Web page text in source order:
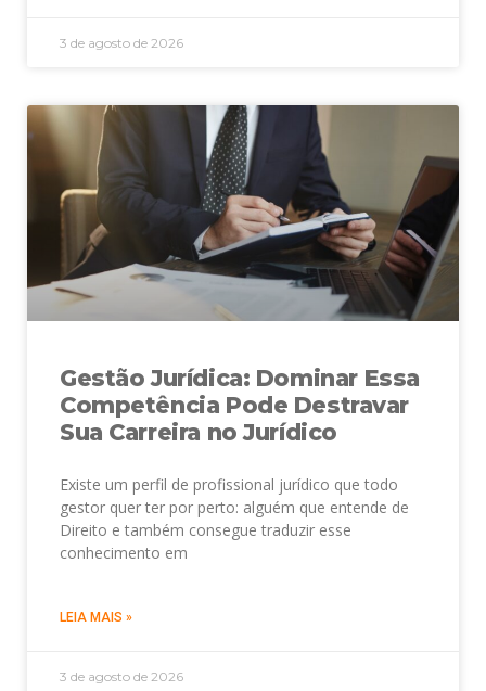
3 de agosto de 2026
Gestão Jurídica: Dominar Essa
Competência Pode Destravar
Sua Carreira no Jurídico
Existe um perfil de profissional jurídico que todo
gestor quer ter por perto: alguém que entende de
Direito e também consegue traduzir esse
conhecimento em
LEIA MAIS »
3 de agosto de 2026